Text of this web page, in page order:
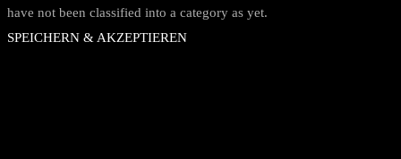
have not been classified into a category as yet.
SPEICHERN & AKZEPTIEREN